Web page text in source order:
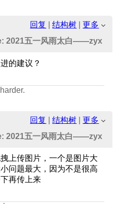
回复 |结构树 |更多
2021五一风雨太白——zyx
的建议？
回复 |结构树 |更多
2021五一风雨太白——zyx
上传图片，一个是图片大
问题最大，因为不是很高
再传上来